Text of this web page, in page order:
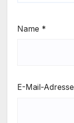
Name *
E-Mail-Adresse